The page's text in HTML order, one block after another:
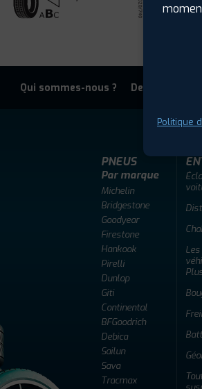
Qui sommes-nous ? Devenir
PNEUS
Par marque
Michelin
Bridgestone
Goodyear
Firestone
Hankook
Pirelli
Dunlop
Giti
Continental
BFGoodrich
Debica
Sailun
Sava
Tracmax
Politique